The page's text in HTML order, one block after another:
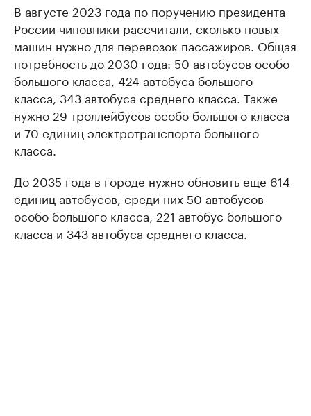
В августе 2023 года по поручению президента
России чиновники рассчитали, сколько новых
машин нужно для перевозок пассажиров. Общая
потребность до 2030 года: 50 автобусов особо
большого класса, 424 автобуса большого
класса, 343 автобуса среднего класса. Также
нужно 29 троллейбусов особо большого класса
и 70 единиц электротранспорта большого
класса.
До 2035 года в городе нужно обновить еще 614
единиц автобусов, среди них 50 автобусов
особо большого класса, 221 автобус большого
класса и 343 автобуса среднего класса.